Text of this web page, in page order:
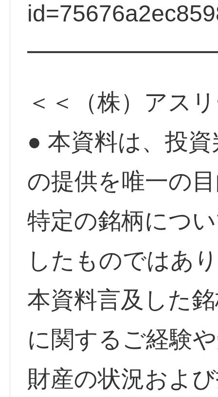
＜＜（株）アス
● 本資料は、投
の提供を唯一の
特定の銘柄につ
したものではあ
本資料言及した
に関するご経験
財産の状況およ